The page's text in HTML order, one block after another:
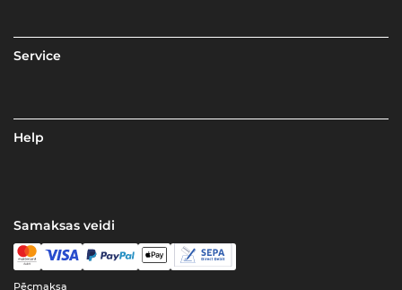
Service
Help
Samaksas veidi
Pēcmaksa